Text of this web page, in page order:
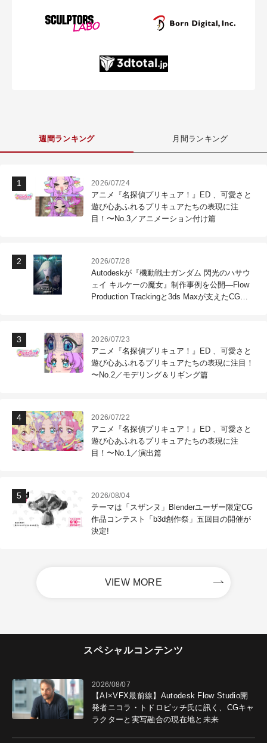
週間ランキング 月間ランキング
2026/07/24
アニメ『名探偵プリキュア！』ED 、可愛さと
遊び心あふれるプリキュアたちの表現に注
目！〜No.3／アニメーション付け篇
2026/07/28
Autodeskが『機動戦士ガンダム 閃光のハサウ
ェイ キルケーの魔女』制作事例を公開―Flow
Production Trackingと3ds Maxが支えたCG制
2026/07/23
アニメ『名探偵プリキュア！』ED 、可愛さと
遊び心あふれるプリキュアたちの表現に注目！
〜No.2／モデリング＆リギング篇
2026/07/22
アニメ『名探偵プリキュア！』ED 、可愛さと
遊び心あふれるプリキュアたちの表現に注
目！〜No.1／演出篇
2026/08/04
テーマは「スザンヌ」Blenderユーザー限定CG
作品コンテスト「b3d創作祭」五回目の開催が
決定!
VIEW MORE
スペシャルコンテンツ
2026/08/07
【AI×VFX最前線】Autodesk Flow Studio開
発者ニコラ・トドロビッチ氏に訊く、CGキャ
ラクターと実写融合の現在地と未来